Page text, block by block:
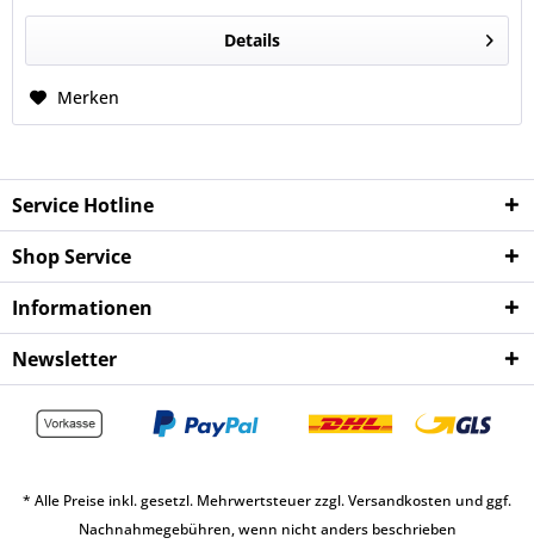
Details
Merken
Service Hotline
Shop Service
Informationen
Newsletter
* Alle Preise inkl. gesetzl. Mehrwertsteuer zzgl.Versandkosten und ggf.
Nachnahmegebühren, wenn nicht anders beschrieben